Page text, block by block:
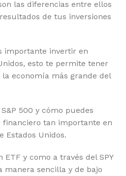
las diferencias entre ellos
de tus inversiones
importante invertir en
esto te permite tener
economía más grande del
500 y cómo puedes
tan importante en
Estados Unidos.
y como a través del SPY
manera sencilla y de bajo